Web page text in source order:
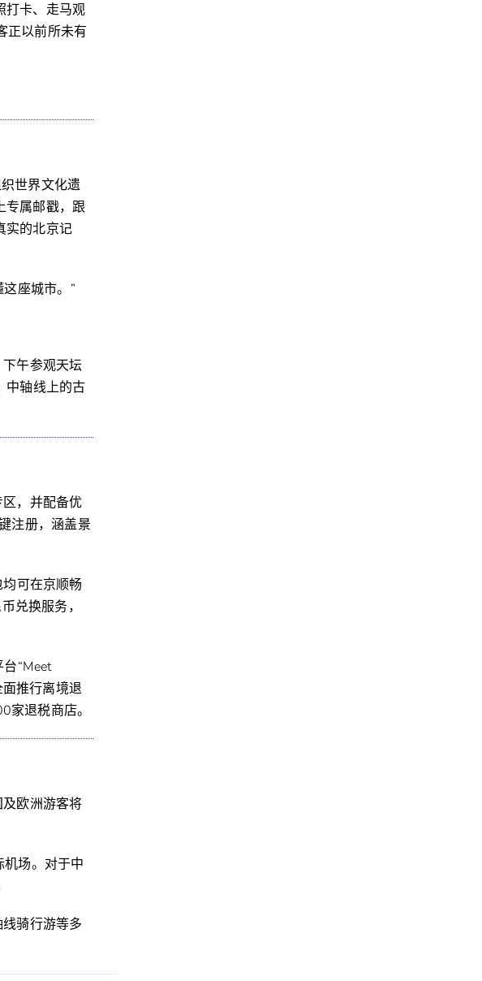
打卡、走马观
正以前所未有
世界文化遗
专属邮戳，跟
实的北京记
座城市。”
午参观天坛
中轴线上的古
，并配备优
注册，涵盖景
可在京顺畅
兑换服务，
“Meet
推行离境退
退税商店。
欧洲游客将
场。对于中
骑行游等多